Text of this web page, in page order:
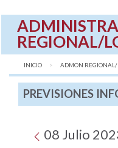
REGIONAL/
INICIO ADMON REGIONAL/
PREVISIONES
08 Julio